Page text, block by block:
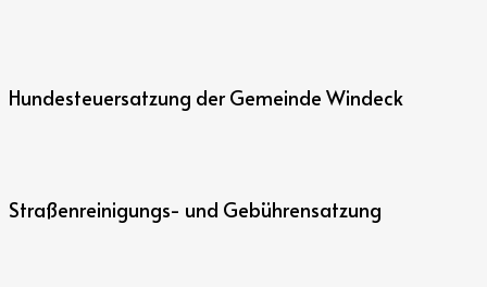
Hundesteuersatzung der Gemeinde Windeck
Straßenreinigungs- und Gebührensatzung